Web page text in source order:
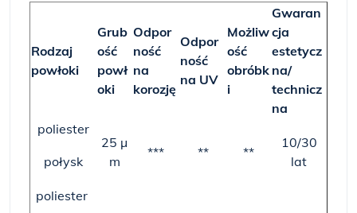
Rodzaj
powłoki
Grub
ość
powł
oki
Odpor
ność
na
korozję
Odpor
ność
na UV
Możliw
ość
obróbk
i
Gwaran
cja
estetycz
na/
technicz
na
poliester
połysk
25 µ
m
*** ** **
10/30
lat
poliester